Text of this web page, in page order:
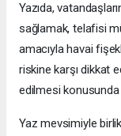
Yazıda,
sağlamak, telafisi
amacıyla havai
riskine karşı dikkat
edilmesi konusunda
Yaz mevsimiyle